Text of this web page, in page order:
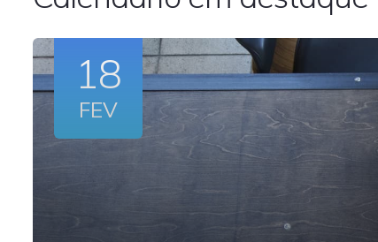
18
FEV